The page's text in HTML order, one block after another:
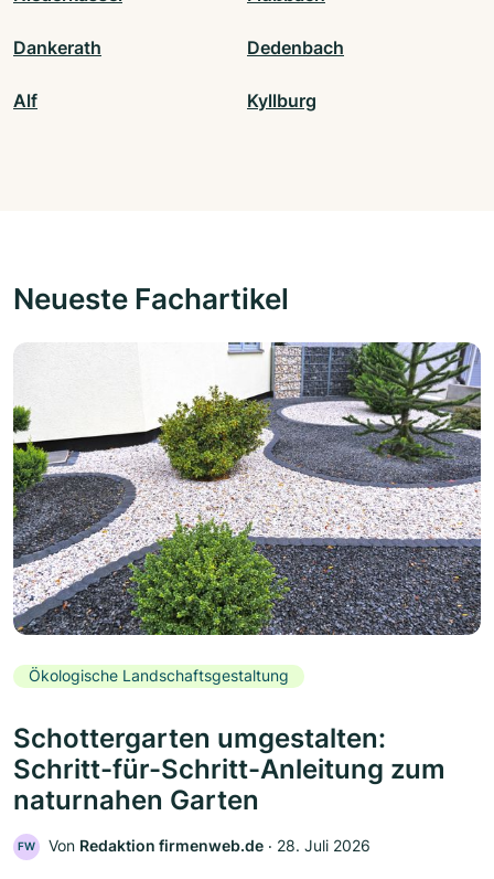
Dankerath Dedenbach
Alf Kyllburg
Neueste Fachartikel
Ökologische Landschaftsgestaltung
Schottergarten umgestalten:
Schritt-für-Schritt-Anleitung zum
naturnahen Garten
FW Von Redaktion firmenweb.de ‧ 28. Juli 2026